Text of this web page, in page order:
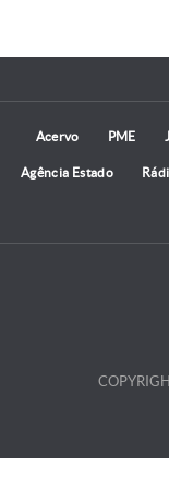
Acervo PME
Agência Estado